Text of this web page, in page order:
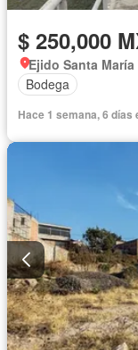
$ 250,000
Ejido Santa
Bodega
Hace 1 semana, 6 días